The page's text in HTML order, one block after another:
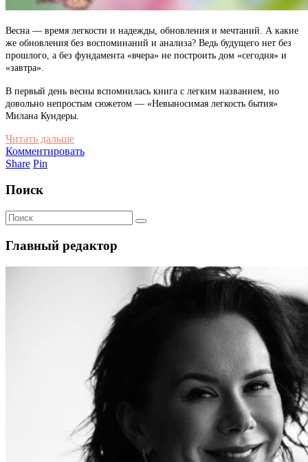
Весна — время легкости и надежды, обновления и мечтаний. А какие
же обновления без воспоминаний и анализа? Ведь будущего нет без
прошлого, а без фундамента «вчера» не построить дом «сегодня» и
«завтра».
В первый день весны вспомнилась книга с легким названием, но
довольно непростым сюжетом — «Невыносимая легкость бытия»
Милана Кундеры
Читать дальше
Комментировать
Share Pin
Поиск
Главный редактор